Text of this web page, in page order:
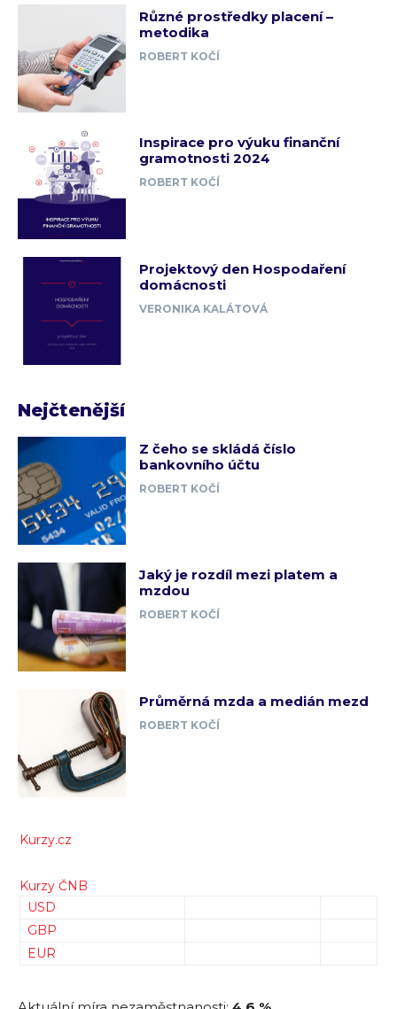
Různé prostředky placení –
metodika
ROBERT KOČÍ
Inspirace pro výuku finanční
gramotnosti 2024
ROBERT KOČÍ
Projektový den Hospodaření
domácnosti
VERONIKA KALÁTOVÁ
Nejčtenější
Z čeho se skládá číslo
bankovního účtu
ROBERT KOČÍ
Jaký je rozdíl mezi platem a
mzdou
ROBERT KOČÍ
Průměrná mzda a medián mezd
ROBERT KOČÍ
Kurzy.cz
Kurzy ČNB
USD
GBP
EUR